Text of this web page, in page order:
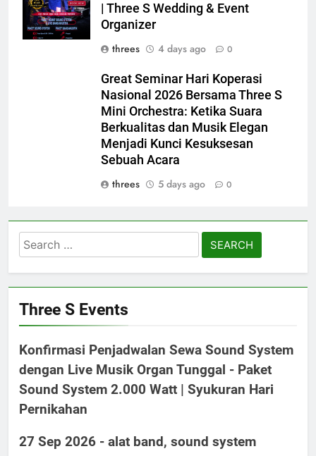
| Three S Wedding & Event
Organizer
threes
4 days ago 0
Great Seminar Hari Koperasi
Nasional 2026 Bersama Three S
Mini Orchestra: Ketika Suara
Berkualitas dan Musik Elegan
Menjadi Kunci Kesuksesan
Sebuah Acara
threes
5 days ago 0
Search
for:
Three S Events
Konfirmasi Penjadwalan Sewa Sound System
dengan Live Musik Organ Tunggal - Paket
Sound System 2.000 Watt | Syukuran Hari
Pernikahan
27 Sep 2026 - alat band, sound system